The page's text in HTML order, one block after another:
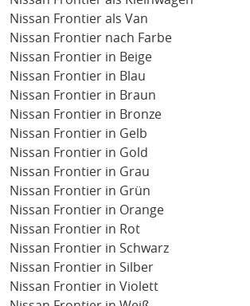
Nissan Frontier als Van
Nissan Frontier nach Farbe
Nissan Frontier in Beige
Nissan Frontier in Blau
Nissan Frontier in Braun
Nissan Frontier in Bronze
Nissan Frontier in Gelb
Nissan Frontier in Gold
Nissan Frontier in Grau
Nissan Frontier in Grün
Nissan Frontier in Orange
Nissan Frontier in Rot
Nissan Frontier in Schwarz
Nissan Frontier in Silber
Nissan Frontier in Violett